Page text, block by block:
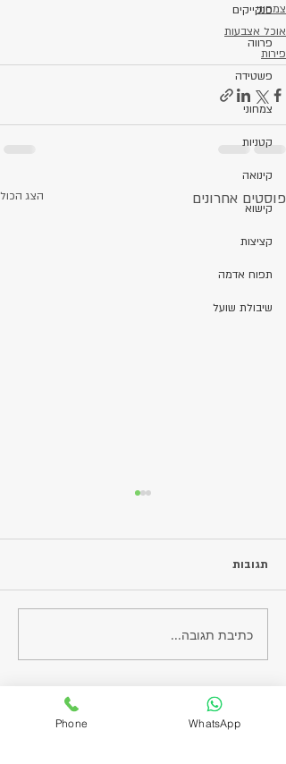
פנקייקים
פרווה
פשטידה
צמחוני
קטניות
קינואה
קישוא
קציצות
תפוח אדמה
שיבולת שועל
צמחוני
אוכל אצבעות
פירות
פוסטים אחרונים הצג הכול
מאפינס תפוז בננה
תגובות
כתיבת תגובה...
ניווט אתר Phone WhatsApp